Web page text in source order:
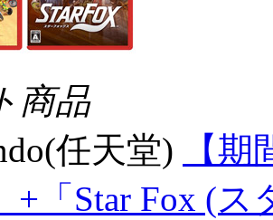
商品
任天堂)
【
+「Star Fox (